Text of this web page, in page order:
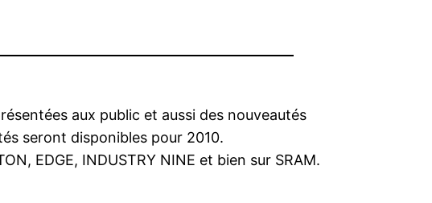
aux public et aussi des nouveautés
seront disponibles pour 2010.
EDGE, INDUSTRY NINE et bien sur SRAM.